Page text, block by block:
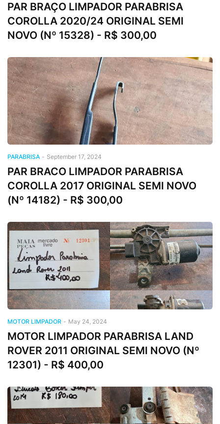
PAR BRAÇO LIMPADOR PARABRISA
COROLLA 2020/24 ORIGINAL SEMI
NOVO (Nº 15328) - R$ 300,00
PARABRISA - September 17, 2024
PAR BRACO LIMPADOR PARABRISA
COROLLA 2017 ORIGINAL SEMI NOVO
(Nº 14182) - R$ 300,00
MOTOR LIMPADOR - May 24, 2024
MOTOR LIMPADOR PARABRISA LAND
ROVER 2011 ORIGINAL SEMI NOVO (Nº
12301) - R$ 400,00